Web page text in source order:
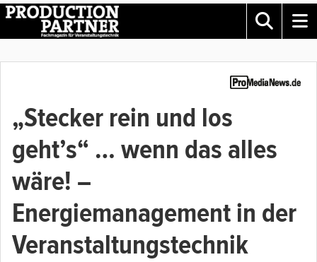
„Stecker rein und los
geht’s“ … wenn das alles
wäre! –
Energiemanagement in der
Veranstaltungstechnik